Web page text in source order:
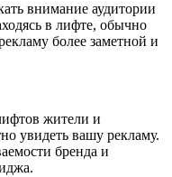
внимание аудитории
в лифте, обычно
более заметной и
жители и
увидеть вашу рекламу.
бренда и